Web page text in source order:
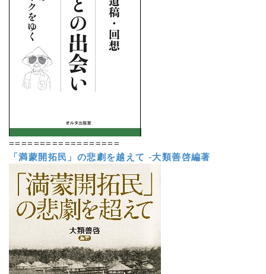
==================
「満蒙開拓民」の悲劇を越えて -大類善啓編著